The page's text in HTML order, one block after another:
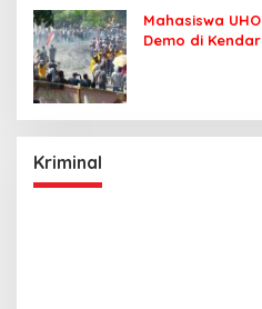
Mahasiswa
Demo di
Kriminal